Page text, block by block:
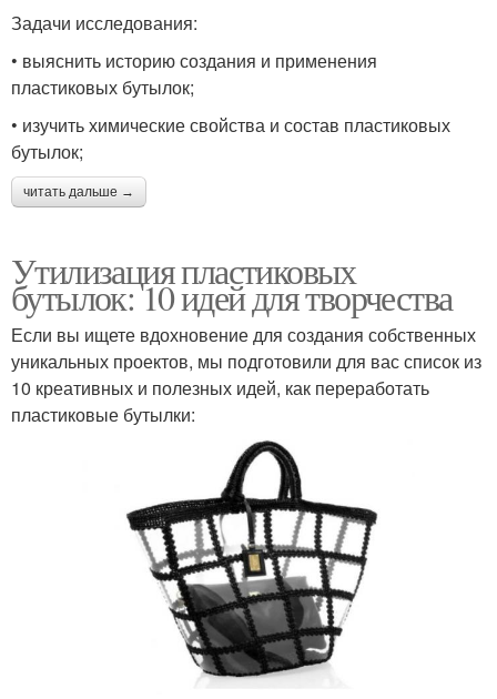
Задачи исследования:
• выяснить историю создания и применения
пластиковых бутылок;
• изучить химические свойства и состав пластиковых
бутылок;
читать дальше →
Утилизация пластиковых
бутылок: 10 идей для творчества
Если вы ищете вдохновение для создания собственных
уникальных проектов, мы подготовили для вас список из
10 креативных и полезных идей, как переработать
пластиковые бутылки: